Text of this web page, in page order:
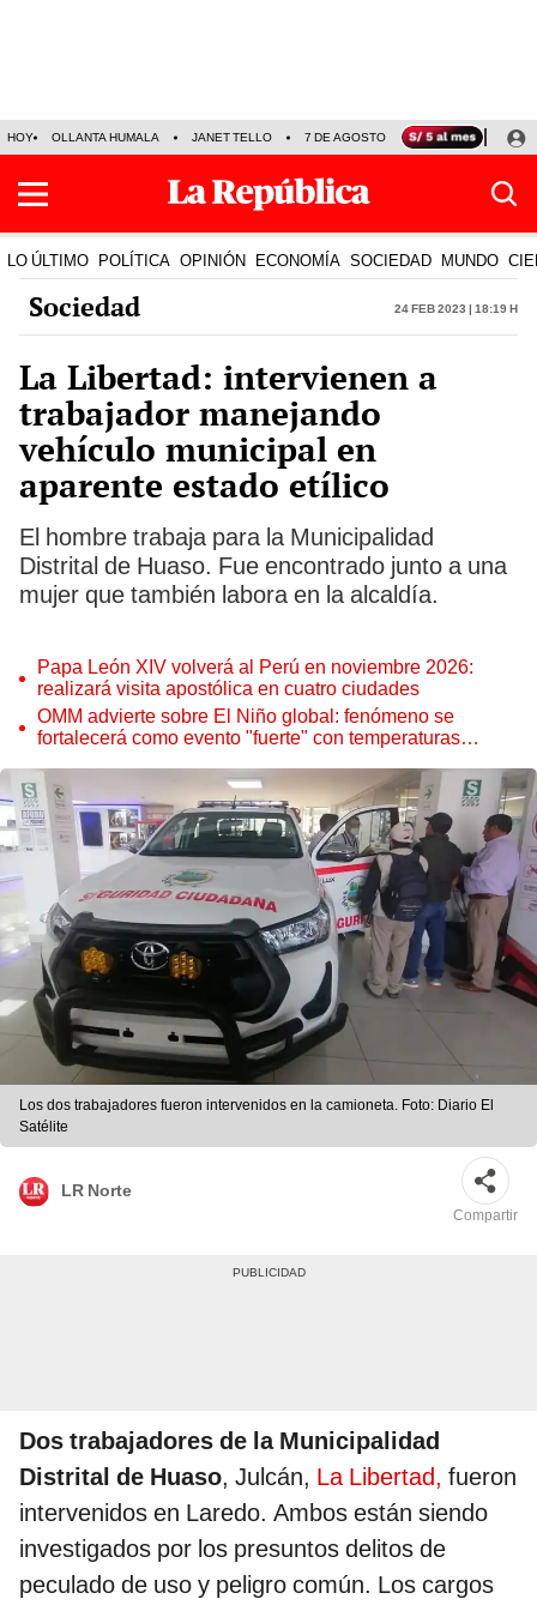
HOY OLLANTA HUMALA JANET TELLO 7 DE AGOSTO TINKA RESULTADOS
LO ÚLTIMO POLÍTICA OPINIÓN ECONOMÍA SOCIEDAD MUNDO
Sociedad 24 Feb 2023 | 18:19 h
La Libertad: intervienen a
trabajador manejando
vehículo municipal en
aparente estado etílico
El hombre trabaja para la Municipalidad
Distrital de Huaso. Fue encontrado junto a una
mujer que también labora en la alcaldía.
Papa León XIV volverá al Perú en noviembre 2026:
realizará visita apostólica en cuatro ciudades
OMM advierte sobre El Niño global: fenómeno se
fortalecerá como evento "fuerte" con temperaturas
Los dos trabajadores fueron intervenidos en la camioneta. Foto: Diario El
Satélite
LR Norte
Compartir
Dos trabajadores de la Municipalidad
Distrital de Huaso, Julcán, La Libertad, fueron
intervenidos en Laredo. Ambos están siendo
investigados por los presuntos delitos de
peculado de uso y peligro común. Los cargos